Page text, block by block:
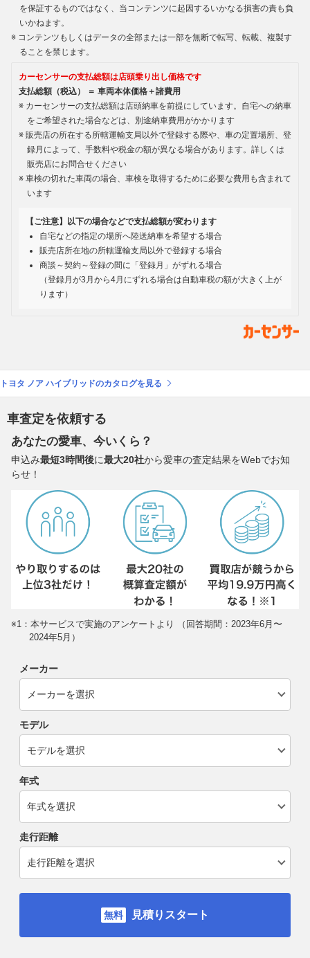
を保証するものではなく、当コンテンツに起因するいかなる損害の責も負
いかねます。
コンテンツもしくはデータの全部または一部を無断で転写、転載、複製す
ることを禁じます。
カーセンサーの支払総額は店頭乗り出し価格です
支払総額（税込） ＝ 車両本体価格＋諸費用
カーセンサーの支払総額は店頭納車を前提にしています。自宅への納車
をご希望された場合などは、別途納車費用がかかります
販売店の所在する所轄運輸支局以外で登録する際や、車の定置場所、登
録月によって、手数料や税金の額が異なる場合があります。詳しくは
販売店にお問合せください
車検の切れた車両の場合、車検を取得するために必要な費用も含まれて
います
【ご注意】以下の場合などで支払総額が変わります
自宅などの指定の場所へ陸送納車を希望する場合
販売店所在地の所轄運輸支局以外で登録する場合
商談～契約～登録の間に「登録月」がずれる場合
（登録月が3月から4月にずれる場合は自動車税の額が大きく上が
ります）
トヨタ ノア ハイブリッドのカタログを見る
車査定を依頼する
あなたの愛車、今いくら？
申込み最短3時間後に最大20社から愛車の査定結果をWebでお知
らせ！
※1：本サービスで実施のアンケートより （回答期間：2023年6月〜
2024年5月）
メーカー
モデル
年式
走行距離
見積りスタート